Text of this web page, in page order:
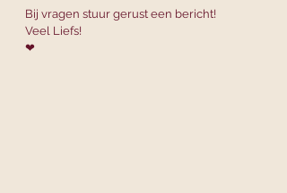
Bij vragen stuur gerust een bericht!
Veel Liefs!
❤